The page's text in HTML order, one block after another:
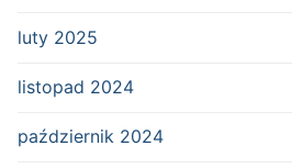
luty 2025
listopad 2024
październik 2024